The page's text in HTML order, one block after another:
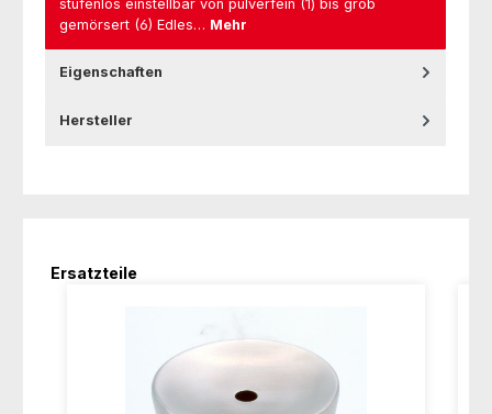
stufenlos einstellbar von pulverfein (1) bis grob
gemörsert (6) Edles… Mehr
Eigenschaften
Hersteller
Produktgalerie überspringen
Ersatzteile